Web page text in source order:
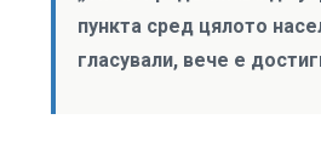
пункта сред цялото
гласували, вече е